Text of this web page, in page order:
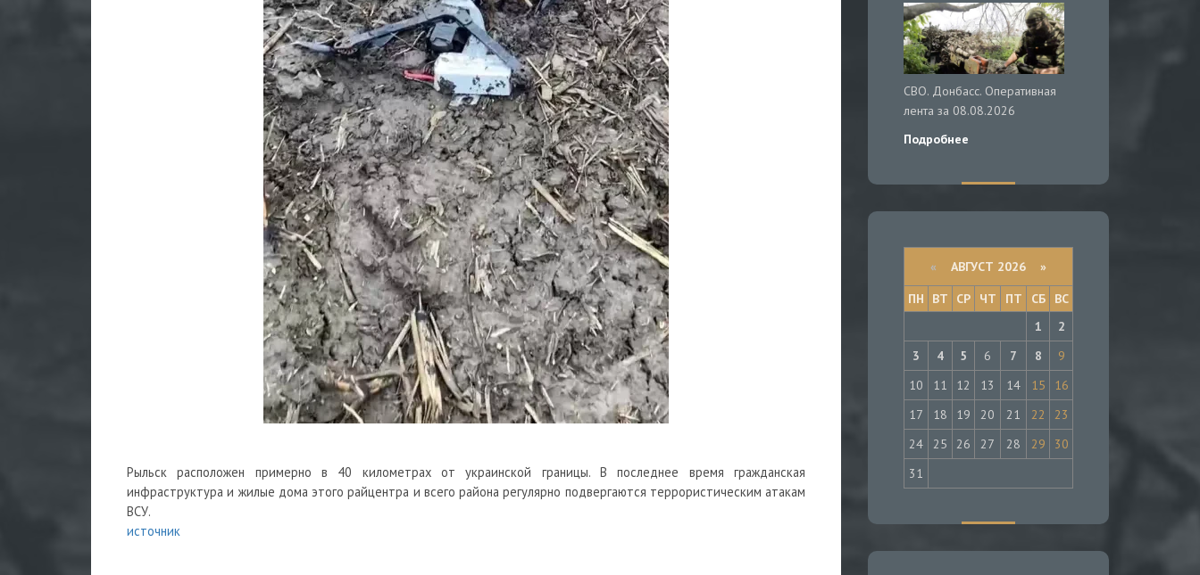
Рыльск расположен примерно в 40 километрах от украинской границы. В последнее время гражданская
инфраструктура и жилые дома этого райцентра и всего района регулярно подвергаются террористическим атакам
ВСУ.
источник
СВО. Донбасс. Оперативная
лента за 08.08.2026
Подробнее
« АВГУСТ 2026 »
ПН
ВТ СР ЧТ ПТ СБ
ВС
1
2
3
4 5 6 7 8
9
10
11 12 13 14 15
16
17
18 19 20 21 22
23
24
25 26 27 28 29
30
31